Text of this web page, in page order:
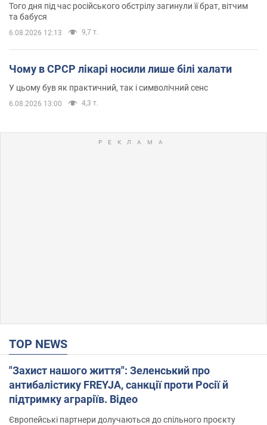
Того дня під час російського обстрілу загинули її брат, вітчим
та бабуся
6.08.2026 12:13 9,7 т.
Чому в СРСР лікарі носили лише білі халати
У цьому був як практичний, так і символічний сенс
6.08.2026 13:00 4,3 т.
TOP NEWS
"Захист нашого життя": Зеленський про
антибалістику FREYJA, санкції проти Росії й
підтримку аграріїв. Відео
Європейські партнери долучаються до спільного проєкту